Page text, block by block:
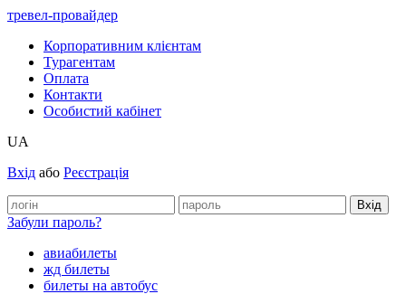
тревел-провайдер
Корпоративним клієнтам
Турагентам
Оплата
Контакти
Особистий кабінет
UA
Вхід або Реєстрація
Забули пароль?
авиабилеты
жд билеты
билеты на автобус